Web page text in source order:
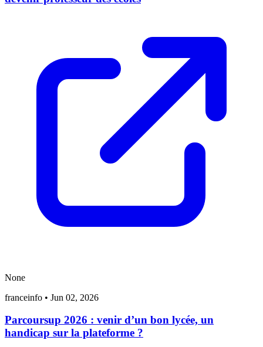
None
franceinfo • Jun 02, 2026
Parcoursup 2026 : venir d’un bon lycée, un
handicap sur la plateforme ?